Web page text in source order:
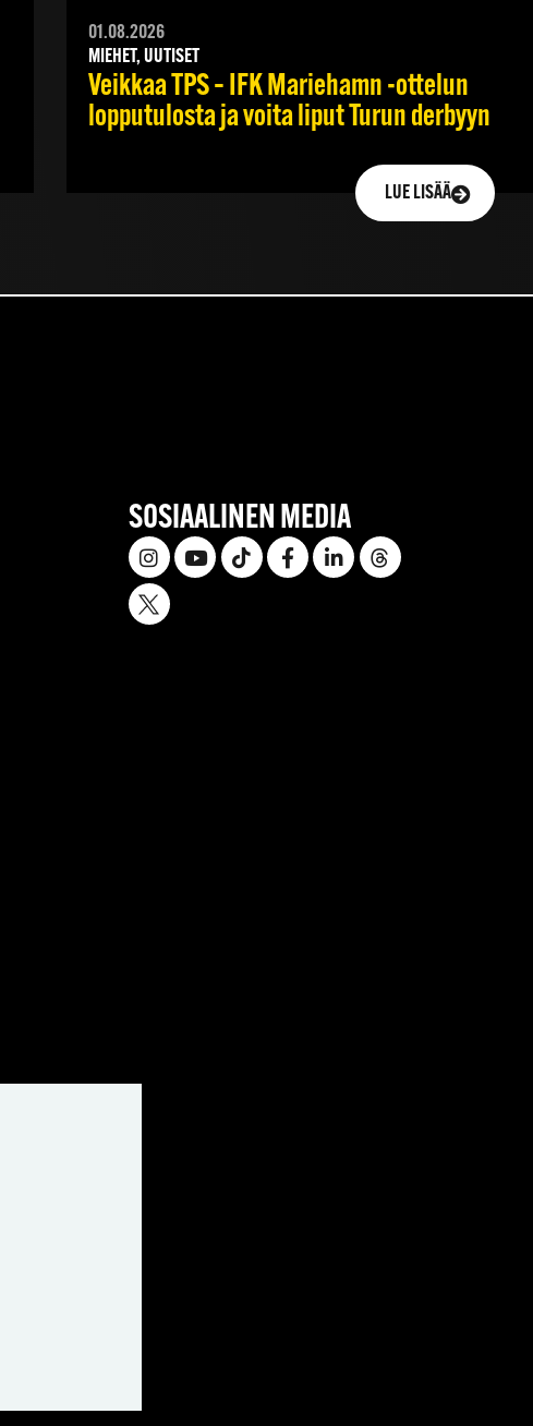
01.08.2026
MIEHET, UUTISET
Veikkaa TPS – IFK Mariehamn -ottelun
lopputulosta ja voita liput Turun derbyyn
LUE LISÄÄ
SOSIAALINEN MEDIA